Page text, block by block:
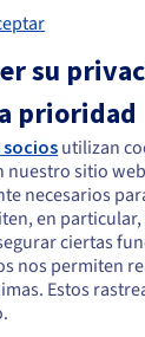
datos y
en una
Analytics
está
pedido desde
y crear una
su
prioridad
socios utilizan
nuestro sitio
necesarios
en
ciertas
nos permiten
Estos